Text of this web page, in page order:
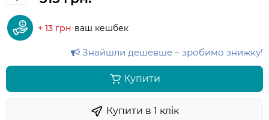
+ 13 грн ваш кешбек
Знайшли дешевше – зробимо знижку!
Купити
Купити в 1 клiк